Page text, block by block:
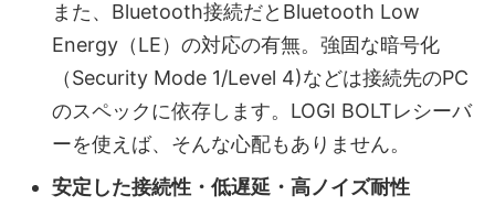
また、Bluetooth接続だとBluetooth Low
Energy（LE）の対応の有無。強固な暗号化
（Security Mode 1/Level 4)などは接続先のPC
のスペックに依存します。LOGI BOLTレシーバ
ーを使えば、そんな心配もありません。
安定した接続性・低遅延・高ノイズ耐性